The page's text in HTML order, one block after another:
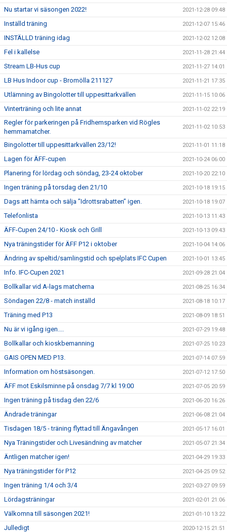
Nu startar vi säsongen 2022! 2021-12-28 09:48
Inställd träning 2021-12-07 15:46
INSTÄLLD träning idag 2021-12-02 12:08
Fel i kallelse 2021-11-28 21:44
Stream LB-Hus cup 2021-11-27 14:01
LB Hus Indoor cup - Bromölla 211127 2021-11-21 17:35
Utlämning av Bingolotter till uppesittarkvällen 2021-11-15 10:06
Vinterträning och lite annat 2021-11-02 22:19
Regler för parkeringen på Fridhemsparken vid Rögles
hemmamatcher.
2021-11-02 10:53
Bingolotter till uppesittarkvällen 23/12! 2021-11-01 11:18
Lagen för ÄFF-cupen 2021-10-24 06:00
Planering för lördag och söndag, 23-24 oktober 2021-10-20 22:10
Ingen träning på torsdag den 21/10 2021-10-18 19:15
Dags att hämta och sälja ”Idrottsrabatten” igen. 2021-10-18 19:07
Telefonlista 2021-10-13 11:43
ÄFF-Cupen 24/10 - Kiosk och Grill 2021-10-13 09:43
Nya träningstider för ÄFF P12 i oktober 2021-10-04 14:06
Ändring av speltid/samlingstid och spelplats IFC Cupen 2021-10-01 13:45
Info. IFC-Cupen 2021 2021-09-28 21:04
Bollkallar vid A-lags matcherna 2021-08-25 16:34
Söndagen 22/8 - match inställd 2021-08-18 10:17
Träning med P13 2021-08-09 18:51
Nu är vi igång igen.... 2021-07-29 19:48
Bollkallar och kioskbemanning 2021-07-25 10:23
GAIS OPEN MED P13. 2021-07-14 07:59
Information om höstsäsongen. 2021-07-12 17:50
ÄFF mot Eskilsminne på onsdag 7/7 kl 19:00 2021-07-05 20:59
Ingen träning på tisdag den 22/6 2021-06-20 16:26
Ändrade träningar 2021-06-08 21:04
Tisdagen 18/5 - träning flyttad till Ängavången 2021-05-17 16:01
Nya Träningstider och Livesändning av matcher 2021-05-07 21:34
Äntligen matcher igen! 2021-04-29 19:33
Nya träningstider för P12 2021-04-25 09:52
Ingen träning 1/4 och 3/4 2021-03-27 09:59
Lördagsträningar 2021-02-01 21:06
Välkomna till säsongen 2021! 2021-01-10 13:22
Julledigt 2020-12-15 21:51